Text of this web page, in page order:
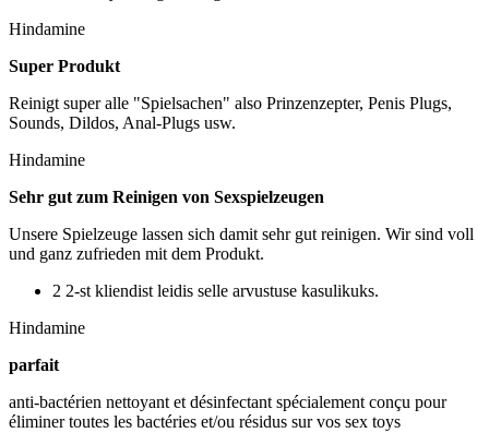
Hindamine
Super Produkt
Reinigt super alle "Spielsachen" also Prinzenzepter, Penis Plugs,
Sounds, Dildos, Anal-Plugs usw.
Hindamine
Sehr gut zum Reinigen von Sexspielzeugen
Unsere Spielzeuge lassen sich damit sehr gut reinigen. Wir sind voll
und ganz zufrieden mit dem Produkt.
2 2-st kliendist leidis selle arvustuse kasulikuks.
Hindamine
parfait
anti-bactérien nettoyant et désinfectant spécialement conçu pour
éliminer toutes les bactéries et/ou résidus sur vos sex toys